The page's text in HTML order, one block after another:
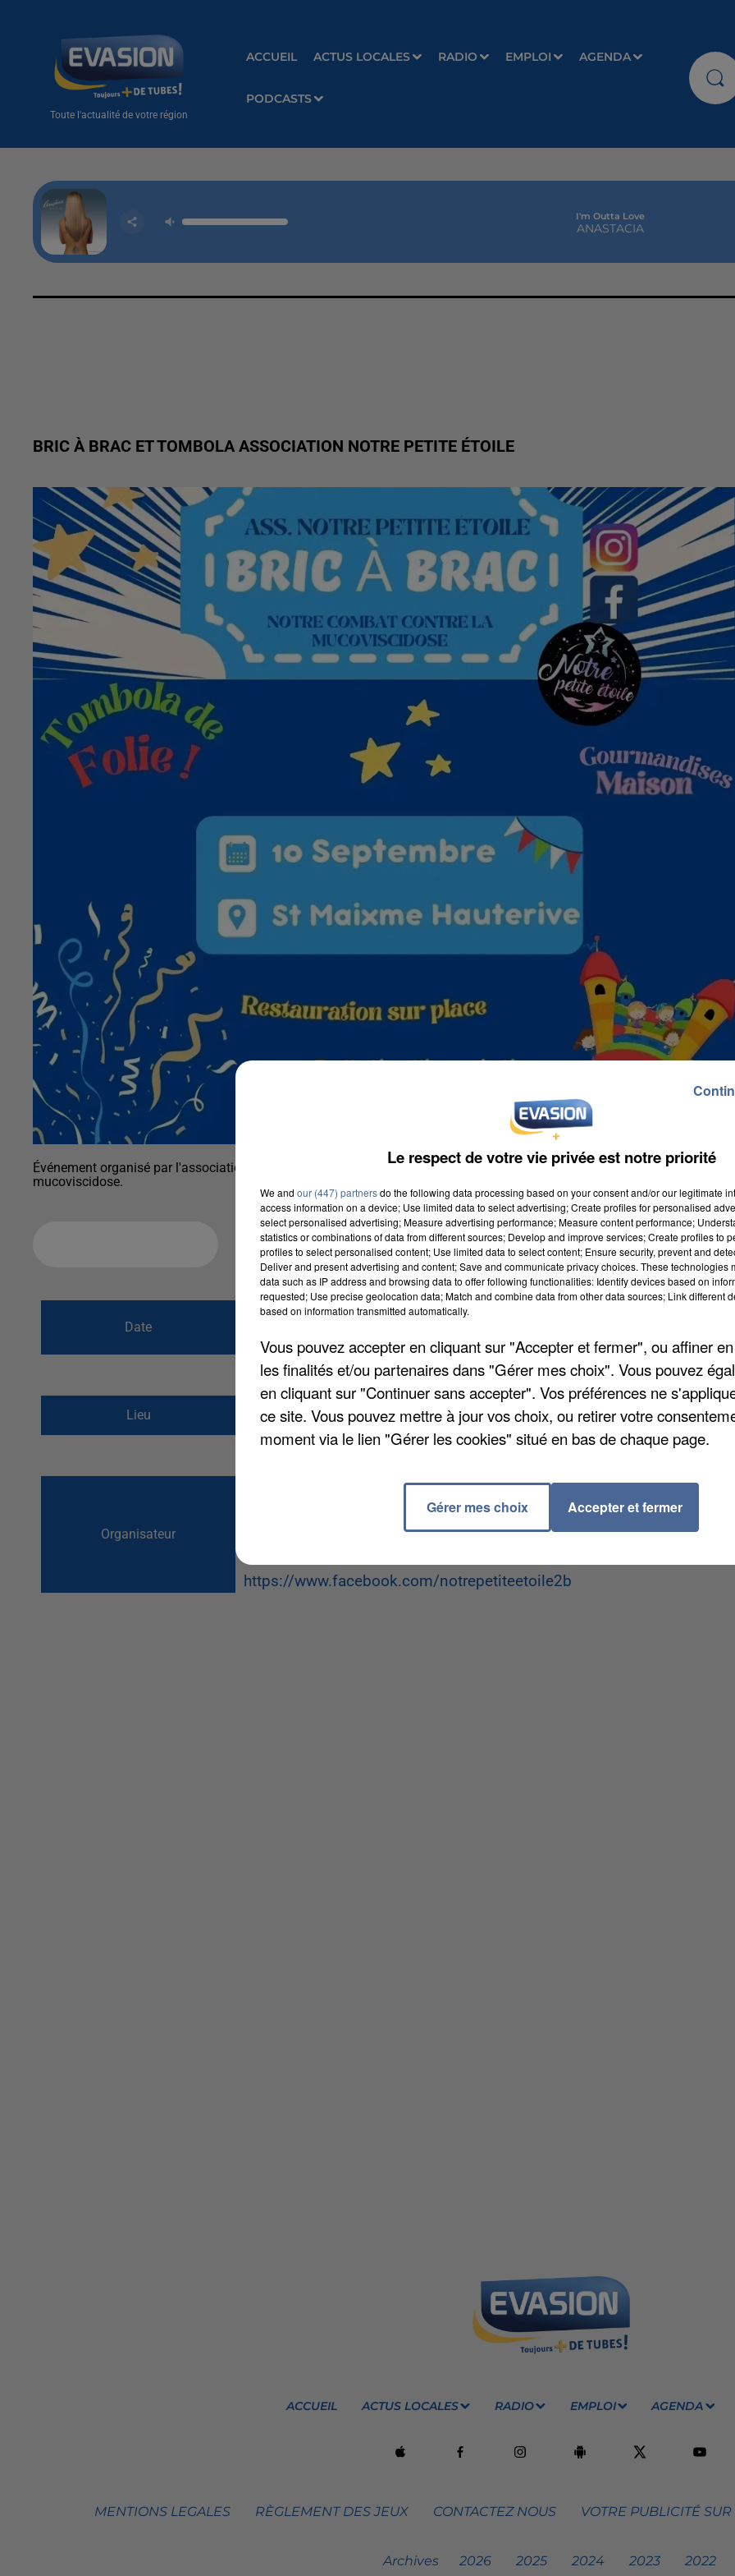
Toute l'actualité de votre région
ACCUEIL ACTUS LOCALES RADIO EMPLOI AGENDA
PODCASTS
I'm Outta Love
ANASTACIA
BRIC À BRAC ET TOMBOLA ASSOCIATION NOTRE PETITE ÉTOILE
Événement organisé par l'association notre petite étoile destinée à Vincent Mateo âgé de bientôt 6 ans atteint de
mucoviscidose.
Date
du10 septembre 2023 à 0h00
au10 septembre 2023 à 0h00
Lieu
Terrain communal
ST MAIXME HAUTERIVE
Organisateur
Association notre petite étoile
https://www.facebook.com/notrepetiteetoile2b
ACCUEIL ACTUS LOCALES RADIO EMPLOI AGENDA
MENTIONS LEGALES RÈGLEMENT DES JEUX CONTACTEZ NOUS VOTRE PUBLICITÉ
Archives 2026 2025 2024 2023 2022
Le respect de votre vie privée est notre priorité
We and our (447) partnersdo the following data processing based on your consent and/or our legitimate
access information on a device; Use limited data to select advertising; Create profiles for personalised
select personalised advertising; Measure advertising performance; Measure content performance;
statistics or combinations of data from different sources; Develop and improve services; Create profiles to
profiles to select personalised content; Use limited data to select content; Ensure security, prevent and
Deliver and present advertising and content; Save and communicate privacy choices. These technologies
data such as IP address and browsing data to offer following functionalities: Identify devices based on
requested; Use precise geolocation data; Match and combine data from other data sources; Link different
based on information transmitted automatically.
Vous pouvez accepter en cliquant sur "Accepter et fermer", ou affiner
les finalités et/ou partenaires dans "Gérer mes choix". Vous pouvez
en cliquant sur "Continuer sans accepter". Vos préférences ne
ce site. Vous pouvez mettre à jour vos choix, ou retirer votre
moment via le lien "Gérer les cookies" situé en bas de chaque page.
Gérer mes choix Accepter et fermer